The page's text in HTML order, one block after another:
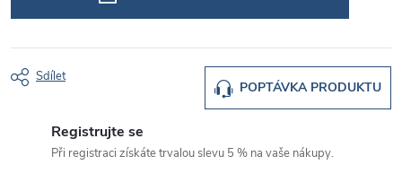
POPTÁVKA PRODUKTU
Sdílet
Registrujte se
Při registraci získáte trvalou slevu 5 % na vaše nákupy.